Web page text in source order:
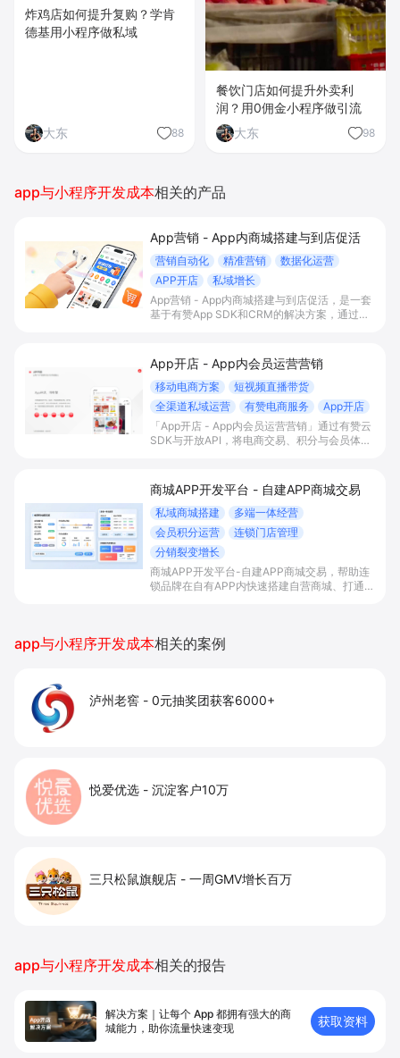
炸鸡店如何提升复购？学肯
德基用小程序做私域
大东 88
餐饮门店如何提升外卖利
润？用0佣金小程序做引流
大东
98
app与小程序开发成本相关的产品
App营销 - App内商城搭建与到店促活
营销自动化 精准营销
数据化运营
APP开店
私域增长
App营销 - App内商城搭建与到店促活，是一套
基于有赞App SDK和CRM的解决方案，通过在
线上线下运营，提升到店率、复购率和整体
GMV。
App开店 - App内会员运营营销
移动电商方案
短视频直播带货
全渠道私域运营
有赞电商服务
App开店
「App开店 - App内会员运营营销」通过有赞云
SDK与开放API，将电商交易、积分与会员体系
提升变现效率与私域复购率。
商城APP开发平台 - 自建APP商城交易
私域商城搭建
多端一体经营
会员积分运营
连锁门店管理
分销裂变增长
商城APP开发平台-自建APP商城交易，帮助连
锁品牌在自有APP内快速搭建自营商城、打通多
app与小程序开发成本相关的案例
泸州老窖 - 0元抽奖团获客6000+
悦爱优选 - 沉淀客户10万
三只松鼠旗舰店 - 一周GMV增长百万
app与小程序开发成本相关的报告
解决方案｜让每个 App 都拥有强⼤的商
城能⼒，助你流量快速变现
获取资料